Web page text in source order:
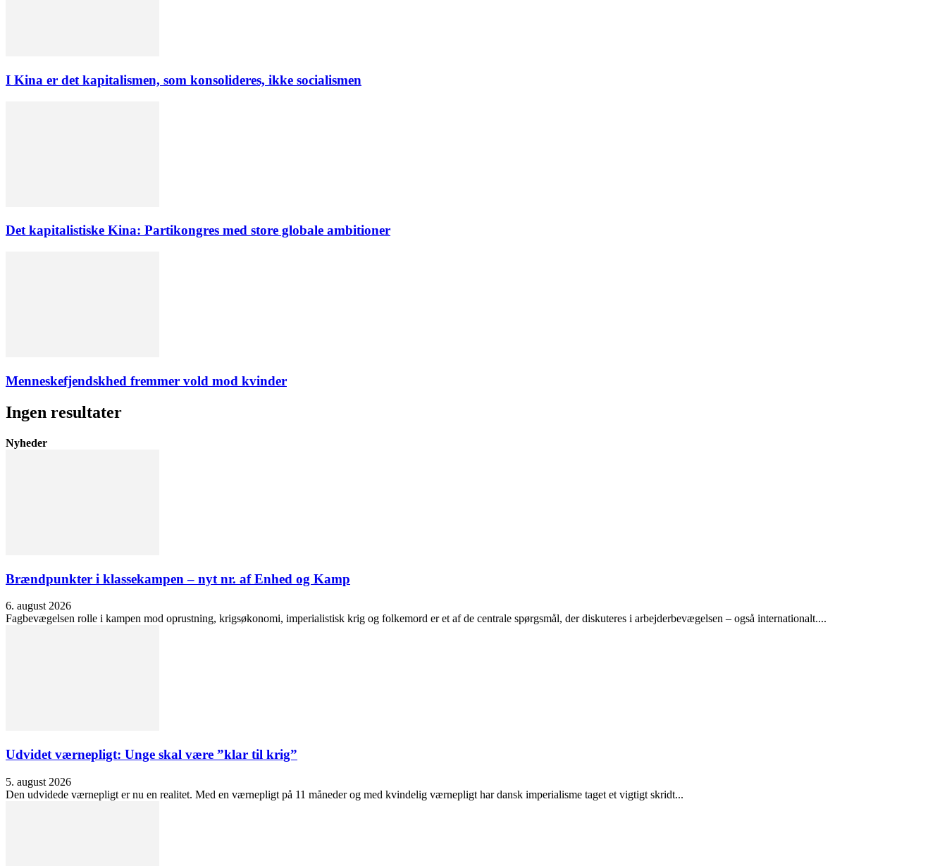
I Kina er det kapitalismen, som konsolideres, ikke socialismen
Det kapitalistiske Kina: Partikongres med store globale ambitioner
Menneskefjendskhed fremmer vold mod kvinder
Ingen resultater
Nyheder
Brændpunkter i klassekampen – nyt nr. af Enhed og Kamp
6. august 2026
Fagbevægelsen rolle i kampen mod oprustning, krigsøkonomi, imperialistisk krig og folkemord er et af de centrale spørgsmål, der diskuteres i arbejderbevægelsen – også internationalt....
Udvidet værnepligt: Unge skal være ”klar til krig”
5. august 2026
Den udvidede værnepligt er nu en realitet. Med en værnepligt på 11 måneder og med kvindelig værnepligt har dansk imperialisme taget et vigtigt skridt...